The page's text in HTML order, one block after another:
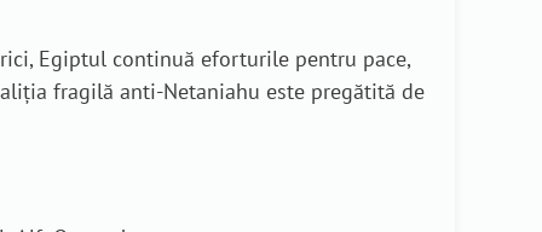
Egiptul continuă eforturile pentru pace,
fragilă anti-Netaniahu este pregătită de